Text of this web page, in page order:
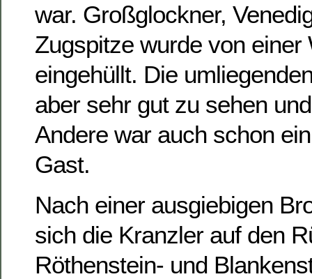
war. Großglockner,
Zugspitze wurde von einer
eingehüllt. Die
aber sehr gut zu sehen
Andere war auch schon
Gast.
Nach einer ausgiebigen
sich die Kranzler auf den
Röthenstein- und